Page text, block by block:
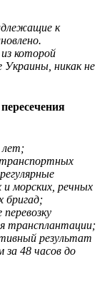
к
которой
никакне
лет;
и морских, речных
бригад;
трансплантации;
результат
за 48 часов до